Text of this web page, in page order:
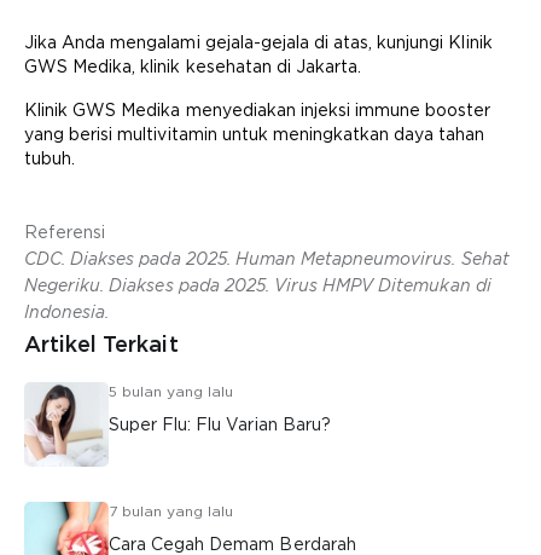
Jika Anda mengalami gejala-gejala di atas, kunjungi Klinik
GWS Medika, klinik kesehatan di Jakarta.
Klinik GWS Medika menyediakan injeksi immune booster
yang berisi multivitamin untuk meningkatkan daya tahan
tubuh.
Referensi
CDC. Diakses pada 2025. Human Metapneumovirus. Sehat
Negeriku. Diakses pada 2025. Virus HMPV Ditemukan di
Indonesia.
Artikel Terkait
5 bulan yang lalu
Super Flu: Flu Varian Baru?
7 bulan yang lalu
Cara Cegah Demam Berdarah